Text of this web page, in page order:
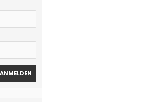
ANMELDEN